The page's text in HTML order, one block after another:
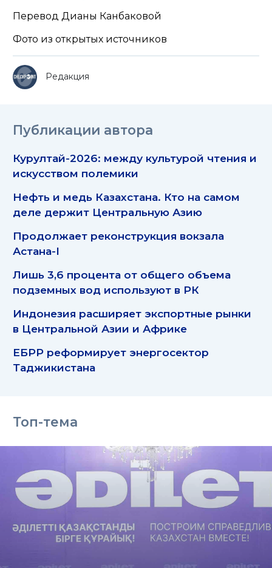
Перевод Дианы Канбаковой
Фото из открытых источников
Редакция
Публикации автора
Курултай-2026: между культурой чтения и
искусством полемики
Нефть и медь Казахстана. Кто на самом
деле держит Центральную Азию
Продолжает реконструкция вокзала
Астана-I
Лишь 3,6 процента от общего объема
подземных вод используют в РК
Индонезия расширяет экспортные рынки
в Центральной Азии и Африке
ЕБРР реформирует энергосектор
Таджикистана
Топ-тема